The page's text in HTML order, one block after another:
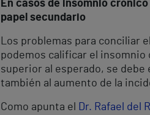
En casos de insomnio
papel secundario
Los problemas para conciliar
podemos calificar el insomnio
superior al esperado, se
también al aumento de la
Como apunta el Dr. Rafael del